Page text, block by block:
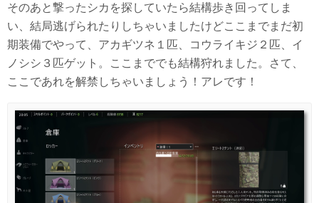
そのあと撃ったシカを探していたら結構歩き回ってしま
い、結局逃げられたりしちゃいましたけどここまでまだ初
期装備でやって、アカギツネ１匹、コウライキジ２匹、イ
ノシシ３匹ゲット。ここまででも結構狩れました。さて、
ここであれを解禁しちゃいましょう！アレです！